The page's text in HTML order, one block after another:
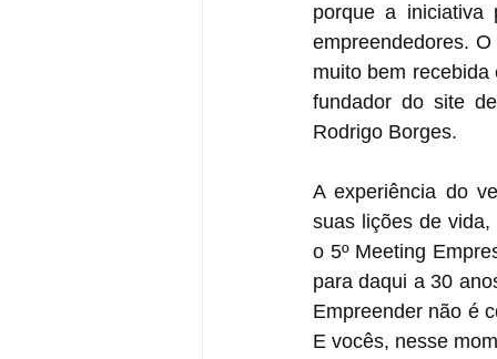
porque a iniciativa
empreendedores.
muito bem recebida
fundador do site
Rodrigo Borges.
A experiência do
suas lições de
o 5º Meeting
para daqui a 30
Empreender não é
E vocês, nesse